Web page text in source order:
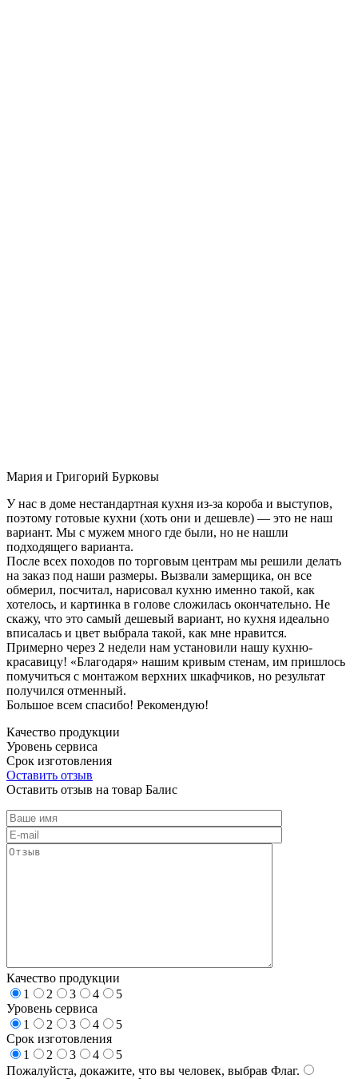
Мария и Григорий Бурковы
У нас в доме нестандартная кухня из-за короба и выступов,
поэтому готовые кухни (хоть они и дешевле) — это не наш
вариант. Мы с мужем много где были, но не нашли
подходящего варианта.
После всех походов по торговым центрам мы решили делать
на заказ под наши размеры. Вызвали замерщика, он все
обмерил, посчитал, нарисовал кухню именно такой, как
хотелось, и картинка в голове сложилась окончательно. Не
скажу, что это самый дешевый вариант, но кухня идеально
вписалась и цвет выбрала такой, как мне нравится.
Примерно через 2 недели нам установили нашу кухню-
красавицу! «Благодаря» нашим кривым стенам, им пришлось
помучиться с монтажом верхних шкафчиков, но результат
получился отменный.
Большое всем спасибо! Рекомендую!
Качество продукции
Уровень сервиса
Срок изготовления
Оставить отзыв
Оставить отзыв на товар Балис
Качество продукции
1
2 3 4
5
Уровень сервиса
1
2 3 4
5
Срок изготовления
1
2 3 4
5
Пожалуйста, докажите, что вы человек, выбрав Флаг.